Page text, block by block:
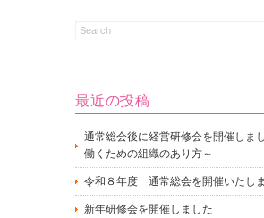
最近の投稿
通常総会後に経営研修会を開催しま
働くための組織のあり方～
令和８年度 通常総会を開催いたし
新年研修会を開催しました